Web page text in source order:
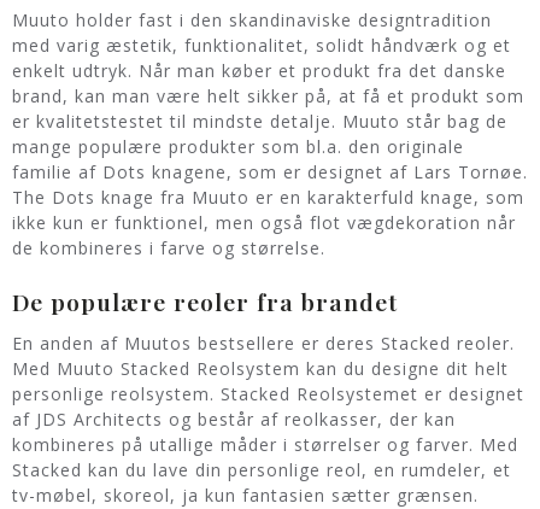
Muuto holder fast i den skandinaviske designtradition
med varig æstetik, funktionalitet, solidt håndværk og et
enkelt udtryk. Når man køber et produkt fra det danske
brand, kan man være helt sikker på, at få et produkt som
er kvalitetstestet til mindste detalje. Muuto står bag de
mange populære produkter som bl.a. den originale
familie af Dots knagene, som er designet af Lars Tornøe.
The Dots knage fra Muuto er en karakterfuld knage, som
ikke kun er funktionel, men også flot vægdekoration når
de kombineres i farve og størrelse.
De populære reoler fra brandet
En anden af Muutos bestsellere er deres Stacked reoler.
Med Muuto Stacked Reolsystem kan du designe dit helt
personlige reolsystem. Stacked Reolsystemet er designet
af JDS Architects og består af reolkasser, der kan
kombineres på utallige måder i størrelser og farver. Med
Stacked kan du lave din personlige reol, en rumdeler, et
tv-møbel, skoreol, ja kun fantasien sætter grænsen.